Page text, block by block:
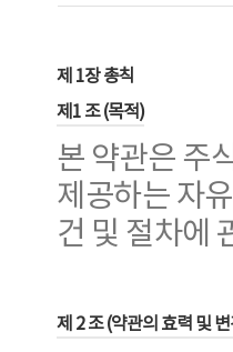
제 1장 총칙
제1 조 (목적)
본 약관은 주
제공하는 자
건 및 절차에
제 2 조 (약관의 효력 및